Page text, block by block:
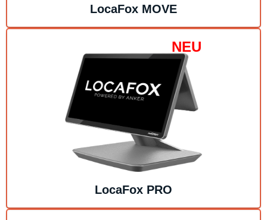
LocaFox MOVE
NEU
LocaFox PRO